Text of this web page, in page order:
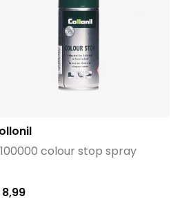
colour stop spray